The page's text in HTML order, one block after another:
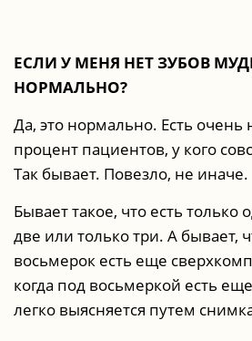
ЕСЛИ У МЕНЯ НЕТ ЗУБОВ
НОРМАЛЬНО?
Да, это нормально. Есть
процент пациентов, у кого
Так бывает. Повезло, не иначе.
Бывает такое, что есть только
две или только три. А бывает,
восьмерок есть еще
когда под восьмеркой есть
легко выясняется путем